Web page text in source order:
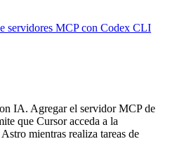
servidores MCP con Codex CLI
IA. Agregar el servidor MCP de
que Cursor acceda a la
mientras realiza tareas de